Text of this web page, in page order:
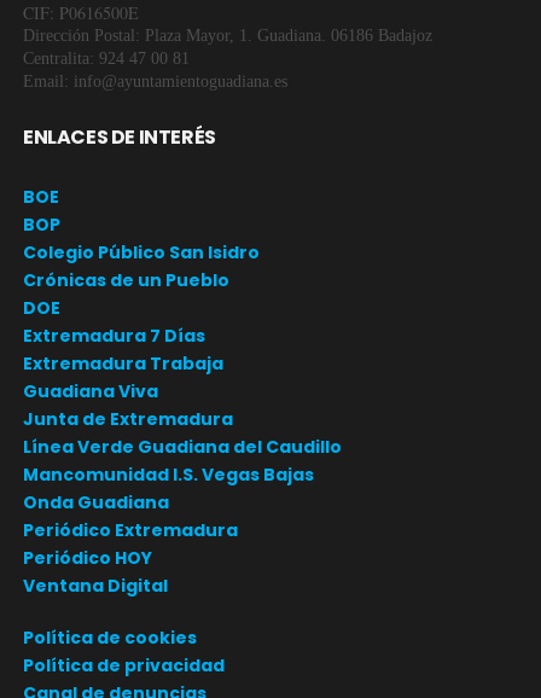
CIF: P0616500E
Dirección Postal: Plaza Mayor, 1. Guadiana. 06186 Badajoz
Centralita: 924 47 00 81
Email: info@ayuntamientoguadiana.es
ENLACES DE INTERÉS
BOE
BOP
Colegio Público San Isidro
Crónicas de un Pueblo
DOE
Extremadura 7 Días
Extremadura Trabaja
Guadiana Viva
Junta de Extremadura
Línea Verde Guadiana del Caudillo
Mancomunidad I.S. Vegas Bajas
Onda Guadiana
Periódico Extremadura
Periódico HOY
Ventana Digital
Política de cookies
Política de privacidad
Canal de denuncias